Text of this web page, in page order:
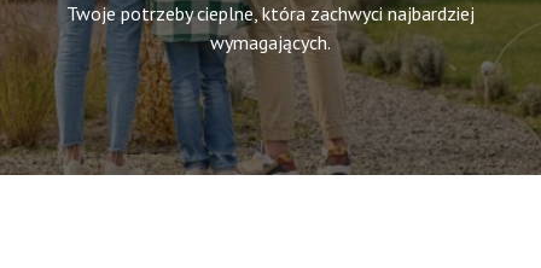
Twoje potrzeby cieplne, która zachwyci najbardziej
wymagających.